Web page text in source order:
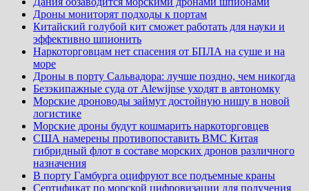
Дроны мониторят подходы к портам
Китайский голубой кит сможет работать для науки и
эффективно шпионить
Наркоторговцам нет спасения от БПЛА на суше и на
море
Дроны в порту Сальвадора: лучше поздно, чем никогда
Безэкипажные суда от Alewijnse уходят в автономку
Морские дроноводы займут достойную нишу в новой
логистике
Морские дроны будут кошмарить наркоторговцев
США намерены противопоставить ВМС Китая
гибридный флот в составе морских дронов различного
назначения
В порту Гамбурга оцифруют все подъемные краны
Сертификат по морской цифровизации для получения